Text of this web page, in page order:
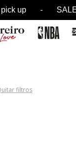
pick up -
filtros